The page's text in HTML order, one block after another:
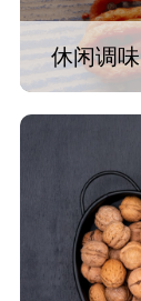
休闲调味